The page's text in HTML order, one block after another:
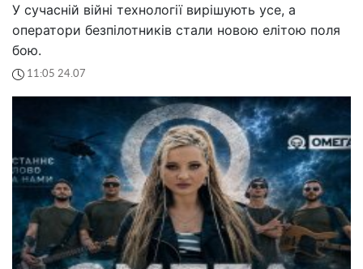
У сучасній війні технології вирішують усе, а
оператори безпілотників стали новою елітою поля
бою.
11:05 24.07